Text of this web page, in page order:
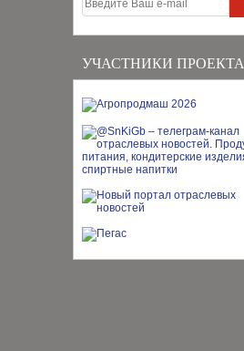
УЧАСТНИКИ ПРОЕКТА